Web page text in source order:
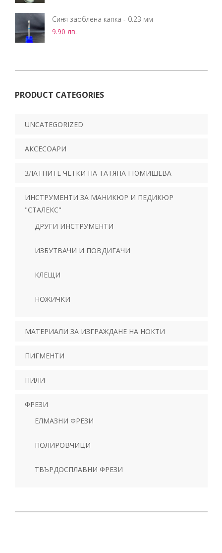
Синя заоблена капка - 0.23 мм
9.90 лв.
PRODUCT CATEGORIES
UNCATEGORIZED
АКСЕСОАРИ
ЗЛАТНИТЕ ЧЕТКИ НА ТАТЯНА ГЮМИШЕВА
ИНСТРУМЕНТИ ЗА МАНИКЮР И ПЕДИКЮР
"СТАЛЕКС"
ДРУГИ ИНСТРУМЕНТИ
ИЗБУТВАЧИ И ПОВДИГАЧИ
КЛЕЩИ
НОЖИЧКИ
МАТЕРИАЛИ ЗА ИЗГРАЖДАНЕ НА НОКТИ
ПИГМЕНТИ
ПИЛИ
ФРЕЗИ
ЕЛМАЗНИ ФРЕЗИ
ПОЛИРОВЧИЦИ
ТВЪРДОСПЛАВНИ ФРЕЗИ